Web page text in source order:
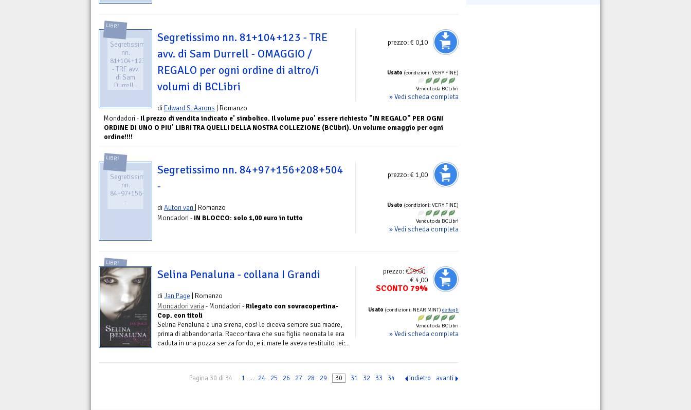
prezzo:€ 0,10
Usato (condizioni: VERY FINE)
Venduto da BCLibri
» Vedi scheda completa
LIBRI
Segretissimo
nn.
81+104+123
- TRE avv.
di Sam
Durrell -
per ogni
ordine di
altro/i
volumi di
Segretissimo nn. 81+104+123 - TRE
avv. di Sam Durrell - OMAGGIO /
REGALO per ogni ordine di altro/i
volumi di BCLibri
di Edward S. Aarons | Romanzo
Mondadori - Il prezzo di vendita indicato e' simbolico. Il volume puo' essere richiesto "IN REGALO" PER OGNI
ORDINE DI UNO O PIU’ LIBRI TRA QUELLI DELLA NOSTRA COLLEZIONE (BClibri). Un volume omaggio per ogni
ordine!!!!
prezzo:€ 1,00
Usato (condizioni: VERY FINE)
Venduto da BCLibri
» Vedi scheda completa
LIBRI
Segretissimo
nn.
84+97+156+208+504
-
Segretissimo nn. 84+97+156+208+504
-
diAutori vari | Romanzo
Mondadori - IN BLOCCO: solo 1,00 euro in tutto
prezzo:€19.00
€ 4,00
SCONTO 79%
Usato (condizioni: NEAR MINT) dettagli
Venduto da BCLibri
» Vedi scheda completa
LIBRI
Selina Penaluna - collana I Grandi
diJan Page | Romanzo
Mondadori varia- Mondadori - Rilegato con sovracopertina-
Cop. con titoli
Selina Penaluna è una sirena, così le diceva sempre sua madre,
prima di abbandonarla. Raccontava che sua figlia neonata le era
caduta in una pozza senza fondo, e il mare le aveva restituito lei:...
Pagina 30 di 34 1 ... 24 25 26 27 28 29 30 31 32 33 34 indietro avanti